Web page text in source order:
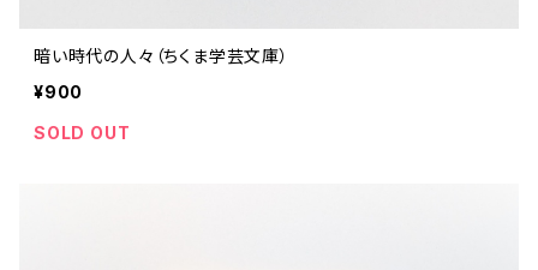
暗い時代の人々（ちくま学芸文庫）
¥900
SOLD OUT